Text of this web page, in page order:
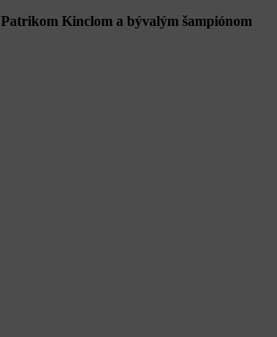
Patrikom Kinclom a bývalým šampiónom